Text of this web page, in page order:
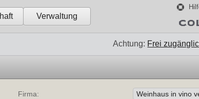
Verwaltung
Achtung: Frei
Firma: